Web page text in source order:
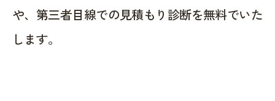
や、第三者目線での見積もり診断を無料でいた
します。